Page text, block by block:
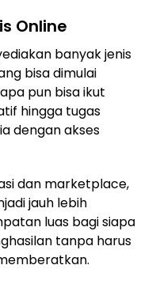
Online
banyak jenis
bisa dimulai
pun bisa ikut
hingga tugas
dengan akses
dan marketplace,
jauh lebih
luas bagi siapa
tanpa harus